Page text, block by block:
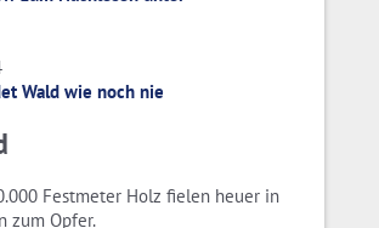
Wald wie noch nie
Festmeter Holz fielen heuer in
zum Opfer.